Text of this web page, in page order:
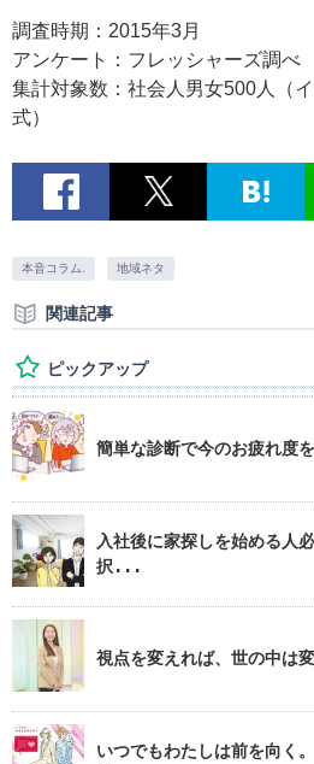
調査時期：2015年3月
アンケート：フレッシャーズ調べ
集計対象数：社会人男女500人（
式）
本音コラム. 地域ネタ
関連記事
ピックアップ
簡単な診断で今のお疲れ度
入社後に家探しを始める人
択...
視点を変えれば、世の中
いつでもわたしは前を向く